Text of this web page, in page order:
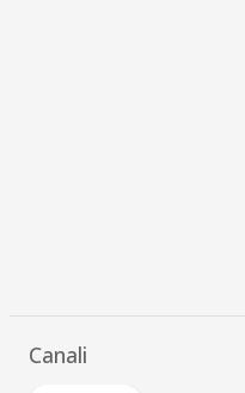
Canali